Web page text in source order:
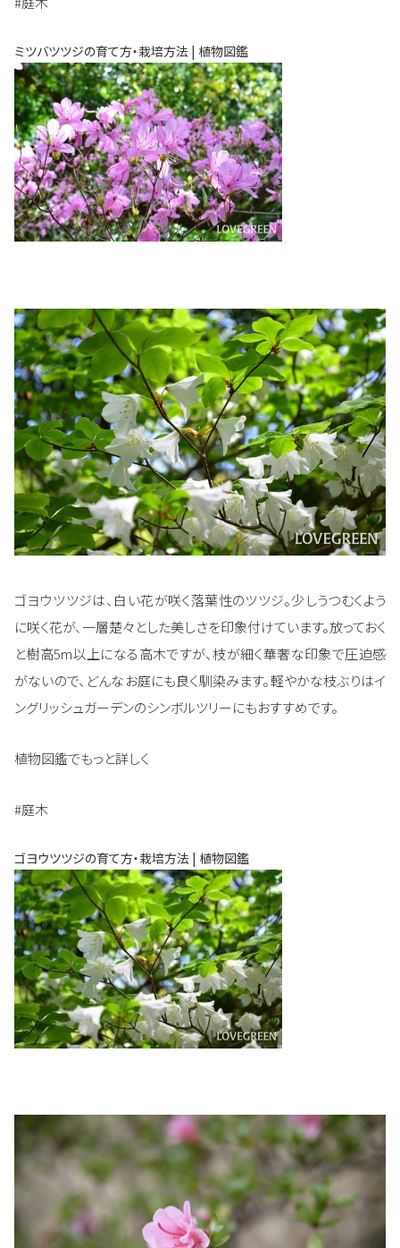
ミツバツツジの育て方・栽培方法 | 植物図鑑
ゴヨウツツジは、白い花が咲く落葉性のツツジ。少しうつむくよう
に咲く花が、一層楚々とした美しさを印象付けています。放っておく
と樹高5m以上になる高木ですが、枝が細く華奢な印象で圧迫感
がないので、どんなお庭にも良く馴染みます。軽やかな枝ぶりはイ
ングリッシュガーデンのシンボルツリーにもおすすめです。
植物図鑑でもっと詳しく
#庭木
ゴヨウツツジの育て方・栽培方法 | 植物図鑑